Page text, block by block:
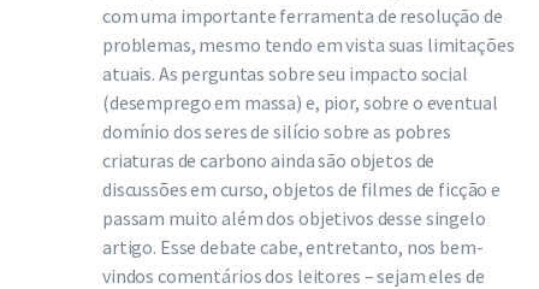
com uma importante ferramenta de resolução de
problemas, mesmo tendo em vista suas limitações
atuais. As perguntas sobre seu impacto social
(desemprego em massa) e, pior, sobre o eventual
domínio dos seres de silício sobre as pobres
criaturas de carbono ainda são objetos de
discussões em curso, objetos de filmes de ficção e
passam muito além dos objetivos desse singelo
artigo. Esse debate cabe, entretanto, nos bem-
vindos comentários dos leitores – sejam eles de